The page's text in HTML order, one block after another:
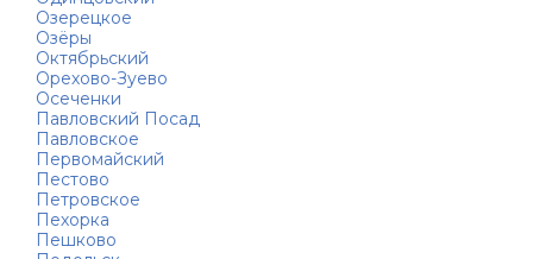
Озерецкое
Озёры
Октябрьский
Орехово-Зуево
Осеченки
Павловский Посад
Павловское
Первомайский
Пестово
Петровское
Пехорка
Пешково